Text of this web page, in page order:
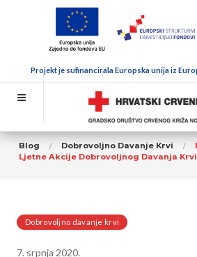
Projekt je sufinancirala Europska unija iz
Blog Dobrovoljno Davanje Krvi
Ljetne Akcije Dobrovoljnog Davanja Krvi
Dobrovoljno davanje krvi
7. srpnja 2020.